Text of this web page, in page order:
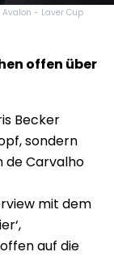
- Laver Cup
offen über
Becker
sondern
de Carvalho
mit dem
auf die